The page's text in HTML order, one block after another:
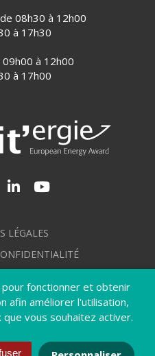
fonctionner et obtenir
afin améliorer l'utilisation,
vous souhaitez activer.
08h30 à 12h00
à 17h30
à 12h00
à 17h00
le compte Facebook
Lien vers le compte Instagram
Lien vers le compte
LÉGALES
SITE
CONFORME